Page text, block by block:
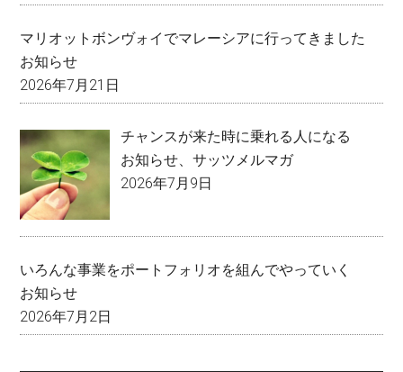
マリオットボンヴォイでマレーシアに行ってきました
お知らせ
2026年7月21日
チャンスが来た時に乗れる人になる
お知らせ 、サッツメルマガ
2026年7月9日
いろんな事業をポートフォリオを組んでやっていく
お知らせ
2026年7月2日